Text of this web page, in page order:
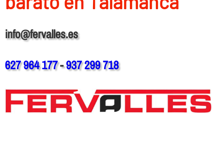
info@fervalles.es
627 964 177-937 299 718